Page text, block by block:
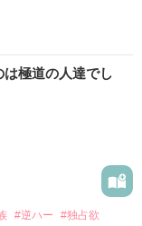
極道の人達でし
#逆ハー
#独占欲